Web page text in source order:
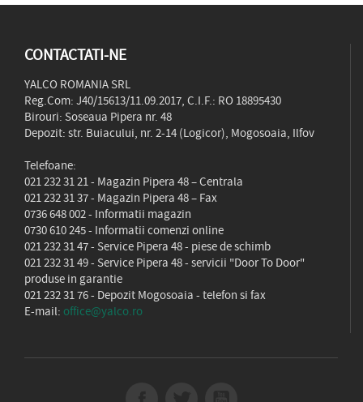
CONTACTATI-NE
YALCO ROMANIA SRL
Reg.Com: J40/15613/11.09.2017, C.I.F.: RO 18895430
Birouri: Soseaua Pipera nr. 48
Depozit: str. Buiacului, nr. 2-14 (Logicor), Mogosoaia, Ilfov
Telefoane:
021 232 31 21- Magazin Pipera 48 – Centrala
021 232 31 37- Magazin Pipera 48 – Fax
0736 648 002- Informatii magazin
0730 610 245- Informatii comenzi online
021 232 31 47- Service Pipera 48 - piese de schimb
021 232 31 49- Service Pipera 48 - servicii "Door To Door"
produse in garantie
021 232 31 76- Depozit Mogosoaia - telefon si fax
E-mail: office@yalco.ro